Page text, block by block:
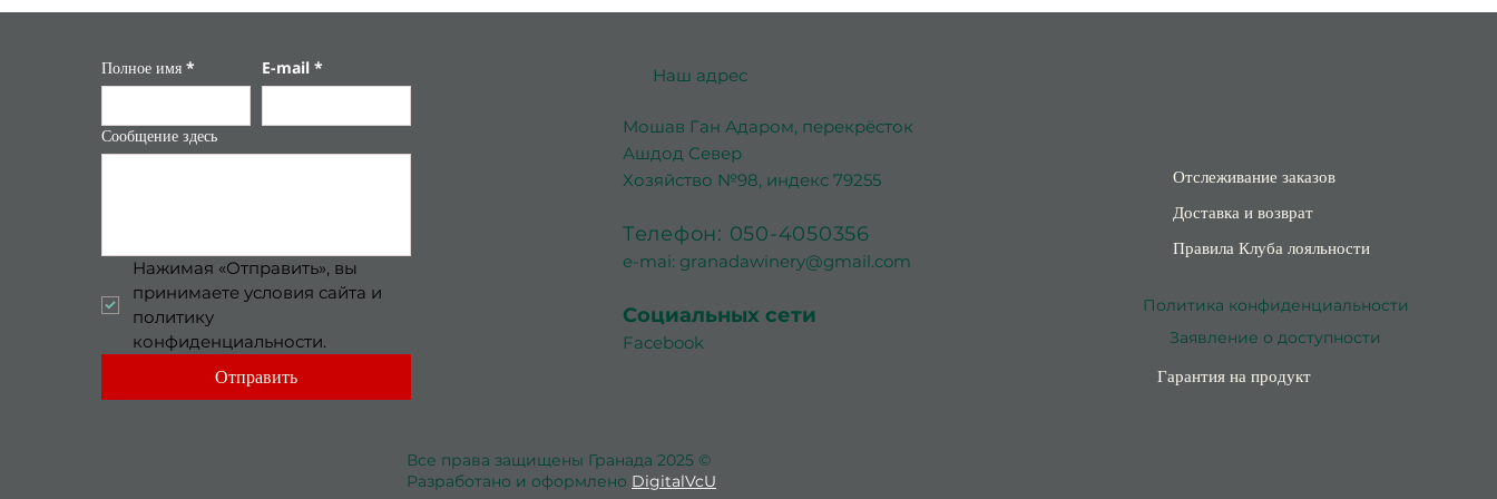
останавливается
Полное имя * E-mail *
Сообщение здесь
Нажимая «Отправить», вы
принимаете условия сайта и
политику
конфиденциальности.
Отправить
Наш адрес
Мошав Ган Адаром, перекрёсток
Ашдод Север
Хозяйство №98, индекс 79255
Телефон: 050-4050356
e-mai: granadawinery@gmail.com
Социальных сети
Facebook
Отслеживание заказов
Доставка и возврат
Правила Клуба лояльности
Политика конфиденциальности
Заявление о доступности
Гарантия на продукт
Все права защищены Гранада 2025 ©
Разработано и оформлено DigitalVcU